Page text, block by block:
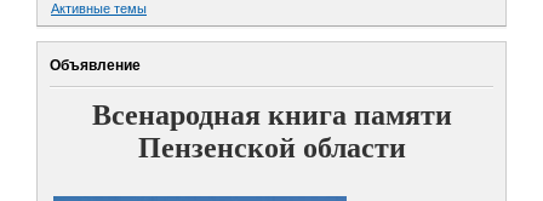
Активные темы
Объявление
Всенародная книга памяти
Пензенской области